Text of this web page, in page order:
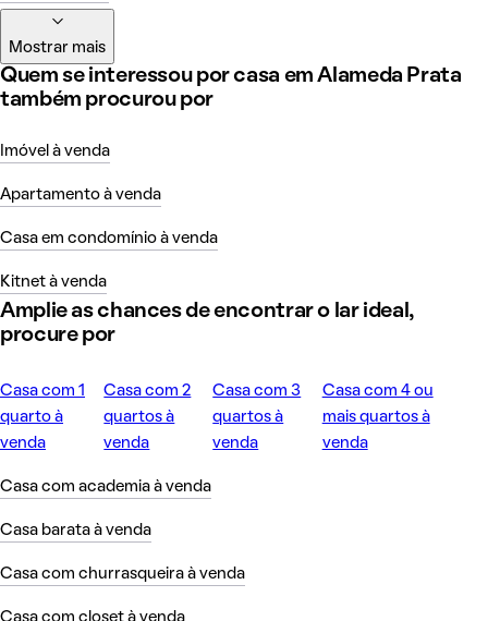
Mostrar mais
Quem se interessou por casa em Alameda Prata
também procurou por
Imóvel à venda
Apartamento à venda
Casa em condomínio à venda
Kitnet à venda
Amplie as chances de encontrar o lar ideal,
procure por
Casa com 1
quarto à
venda
Casa com 2
quartos à
venda
Casa com 3
quartos à
venda
Casa com 4 ou
mais quartos à
venda
Casa com academia à venda
Casa barata à venda
Casa com churrasqueira à venda
Casa com closet à venda